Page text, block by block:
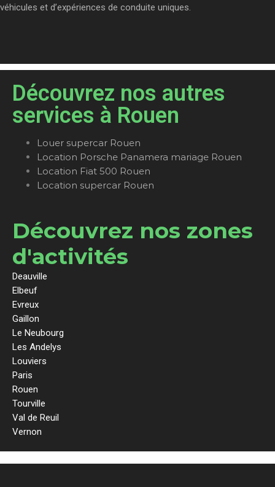
véhicules et d’expériences de conduite uniques.
Découvrez nos autres
services à Rouen
Louer supercar Rouen
Location Porsche Panamera mariage Rouen
Location Fiat 500 Rouen
Location supercar Rouen
Découvrez nos zones
d'activités
Deauville
Elbeuf
Evreux
Gaillon
Le Neubourg
Les Andelys
Louviers
Paris
Rouen
Tourville
Val de Reuil
Vernon